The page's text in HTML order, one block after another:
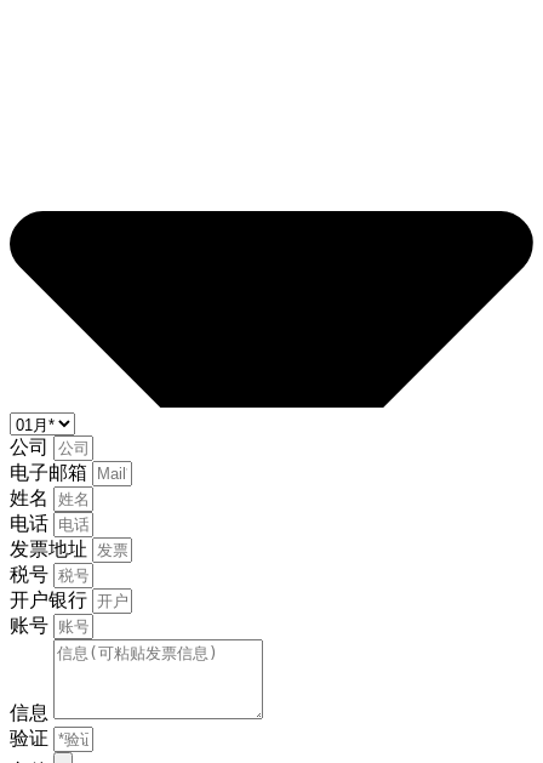
公司
电子邮箱
姓名
电话
发票地址
税号
开户银行
账号
信息
验证